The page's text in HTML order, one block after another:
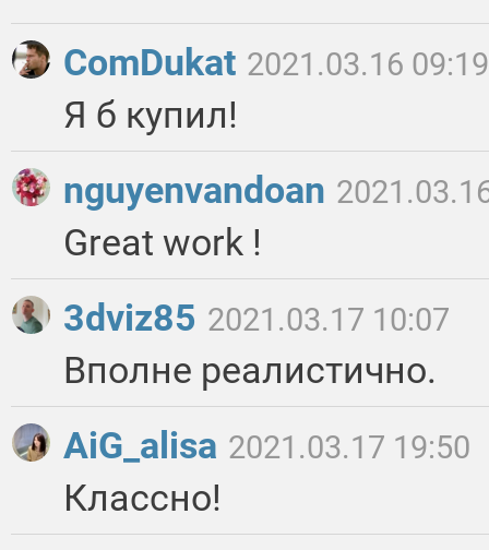
ComDukat 2021.03.16 09:19
Я б купил!
nguyenvandoan
Great work !
3dviz85 2021.03.17 10:07
Вполне реалистично.
AiG_alisa 2021.03.17 19:50
Классно!